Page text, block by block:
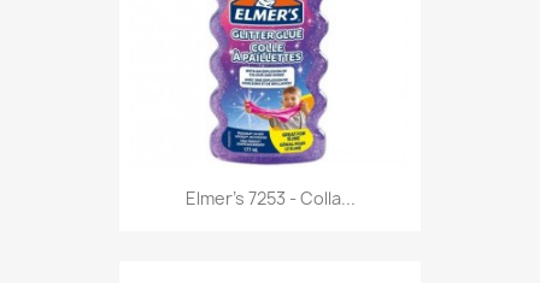
Anteprima
Elmer's 7253 - Colla...